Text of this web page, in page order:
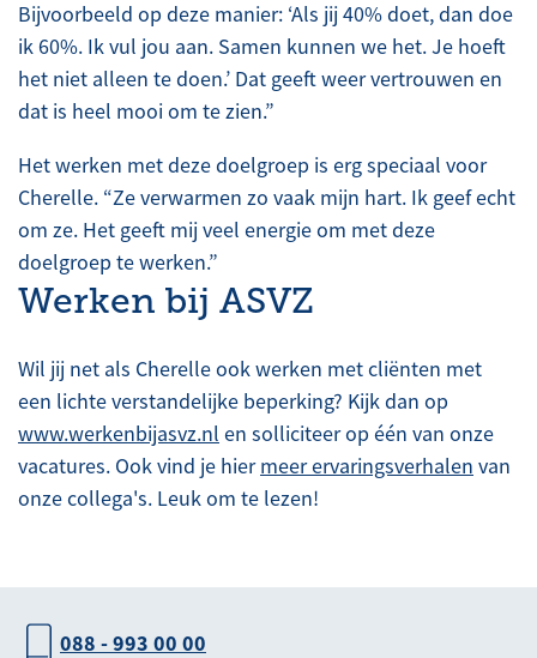
Bijvoorbeeld op deze manier: ‘Als jij 40% doet, dan doe
ik 60%. Ik vul jou aan. Samen kunnen we het. Je hoeft
het niet alleen te doen.’ Dat geeft weer vertrouwen en
dat is heel mooi om te zien.”
Het werken met deze doelgroep is erg speciaal voor
Cherelle. “Ze verwarmen zo vaak mijn hart. Ik geef echt
om ze. Het geeft mij veel energie om met deze
doelgroep te werken.”
Werken bij ASVZ
Wil jij net als Cherelle ook werken met cliënten met
een lichte verstandelijke beperking? Kijk dan op
www.werkenbijasvz.nl en solliciteer op één van onze
vacatures. Ook vind je hiermeer ervaringsverhalen van
onze collega's. Leuk om te lezen!
088 - 993 00 00